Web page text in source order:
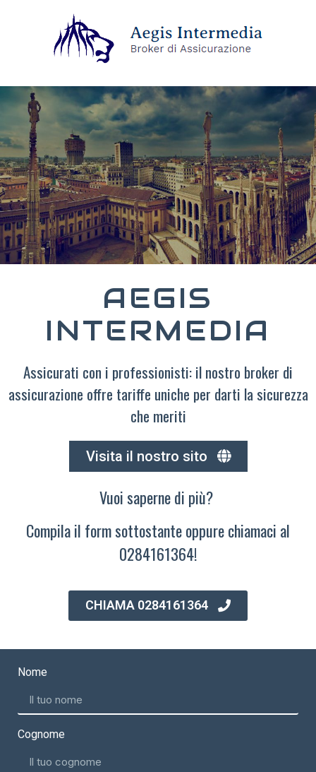
AEGIS
INTERMEDIA
Assicurati con i professionisti: il nostro broker di
assicurazione offre tariffe uniche per darti la sicurezza
che meriti
Visita il nostro sito
Vuoi saperne di più?
Compila il form sottostante oppure chiamaci al
0284161364!
CHIAMA 0284161364
Nome
Cognome